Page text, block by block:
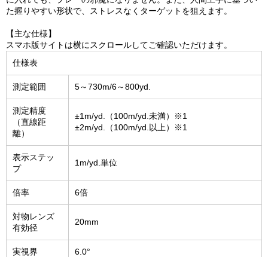
た握りやすい形状で、ストレスなくターゲットを狙えます。
【主な仕様】
スマホ版サイトは横にスクロールしてご確認いただけます。
仕様表
測定範囲 5～730m/6～800yd.
測定精度
（直線距
離）
±1m/yd.（100m/yd.未満）※1
±2m/yd.（100m/yd.以上）※1
表示ステッ
プ
1m/yd.単位
倍率 6倍
対物レンズ
有効径
20mm
実視界 6.0°